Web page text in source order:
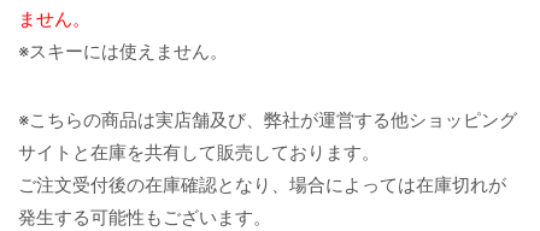
ません。
※スキーには使えません。
※こちらの商品は実店舗及び、弊社が運営する他ショッピング
サイトと在庫を共有して販売しております。
ご注文受付後の在庫確認となり、場合によっては在庫切れが
発生する可能性もございます。